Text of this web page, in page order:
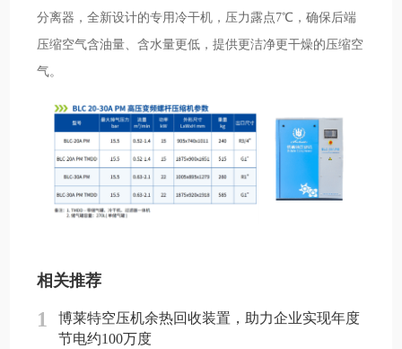
分离器，全新设计的专用冷干机，压力露点7℃，确保后端
压缩空气含油量、含水量更低，提供更洁净更干燥的压缩空
气。
相关推荐
1
博莱特空压机余热回收装置，助力企业实现年度
节电约100万度